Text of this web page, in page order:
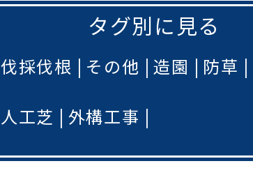
タグ別に見る
伐採伐根 その他 造園 防草
人工芝 外構工事